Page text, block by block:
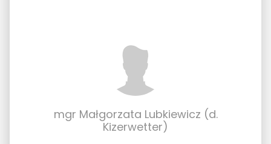
mgr Małgorzata Lubkiewicz (d.
Kizerwetter)